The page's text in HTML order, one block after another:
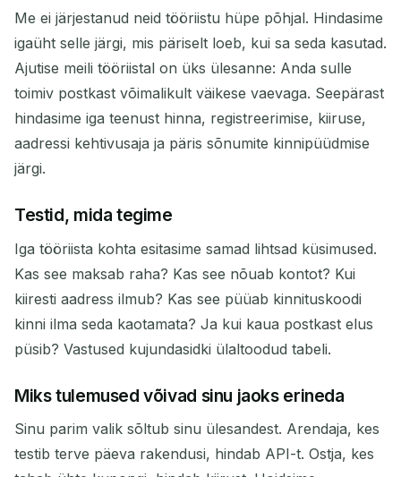
Me ei järjestanud neid tööriistu hüpe põhjal. Hindasime
igaüht selle järgi, mis päriselt loeb, kui sa seda kasutad.
Ajutise meili tööriistal on üks ülesanne: Anda sulle
toimiv postkast võimalikult väikese vaevaga. Seepärast
hindasime iga teenust hinna, registreerimise, kiiruse,
aadressi kehtivusaja ja päris sõnumite kinnipüüdmise
järgi.
Testid, mida tegime
Iga tööriista kohta esitasime samad lihtsad küsimused.
Kas see maksab raha? Kas see nõuab kontot? Kui
kiiresti aadress ilmub? Kas see püüab kinnituskoodi
kinni ilma seda kaotamata? Ja kui kaua postkast elus
püsib? Vastused kujundasidki ülaltoodud tabeli.
Miks tulemused võivad sinu jaoks erineda
Sinu parim valik sõltub sinu ülesandest. Arendaja, kes
testib terve päeva rakendusi, hindab API-t. Ostja, kes